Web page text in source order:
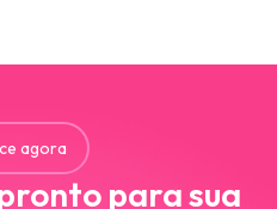
agora
para sua